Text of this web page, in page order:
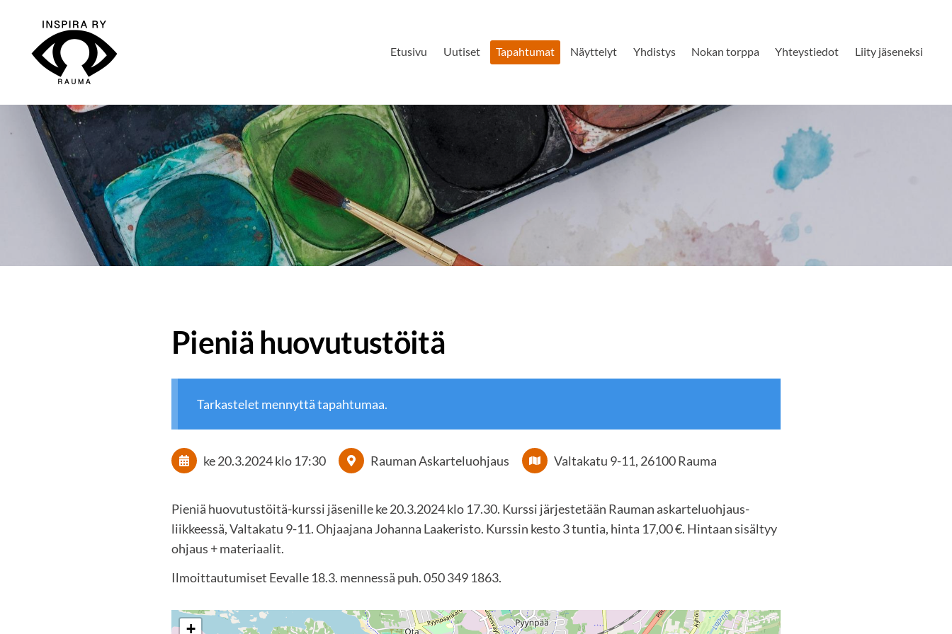
sisältöön
Inspira ry Etusivu Uutiset Tapahtumat Näyttelyt Yhdistys Nokan torppa Yhteystiedot Liity jäseneksi
Pieniä huovutustöitä
Tarkastelet mennyttä tapahtumaa.
ke 20.3.2024klo 17:30 Rauman Askarteluohjaus Valtakatu 9-11, 26100 Rauma
Pieniä huovutustöitä-kurssi jäsenille ke 20.3.2024 klo 17.30. Kurssi järjestetään Rauman askarteluohjaus-
liikkeessä, Valtakatu 9-11. Ohjaajana Johanna Laakeristo. Kurssin kesto 3 tuntia, hinta 17,00 €. Hintaan sisältyy
ohjaus + materiaalit.
Ilmoittautumiset Eevalle 18.3. mennessä puh. 050 349 1863.
+